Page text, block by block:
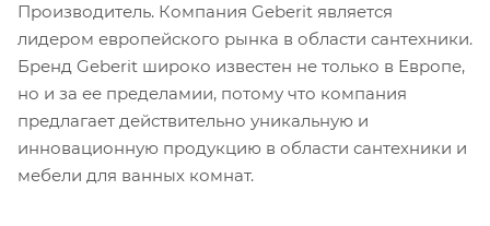
Производитель. Компания Geberit является
лидером европейского рынка в области сантехники.
Бренд Geberit широко известен не только в Европе,
но и за ее пределамии, потому что компания
предлагает действительно уникальную и
инновационную продукцию в области сантехники и
мебели для ванных комнат.